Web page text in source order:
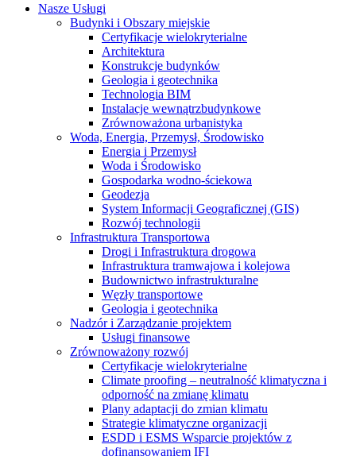
Nasze Usługi
Budynki i Obszary miejskie
Certyfikacje wielokryterialne
Architektura
Konstrukcje budynków
Geologia i geotechnika
Technologia BIM
Instalacje wewnątrzbudynkowe
Zrównoważona urbanistyka
Woda, Energia, Przemysł, Środowisko
Energia i Przemysł
Woda i Środowisko
Gospodarka wodno-ściekowa
Geodezja
System Informacji Geograficznej (GIS)
Rozwój technologii
Infrastruktura Transportowa
Drogi i Infrastruktura drogowa
Infrastruktura tramwajowa i kolejowa
Budownictwo infrastrukturalne
Węzły transportowe
Geologia i geotechnika
Nadzór i Zarządzanie projektem
Usługi finansowe
Zrównoważony rozwój
Certyfikacje wielokryterialne
Climate proofing – neutralność klimatyczna i
odporność na zmianę klimatu
Plany adaptacji do zmian klimatu
Strategie klimatyczne organizacji
ESDD i ESMS Wsparcie projektów z
dofinansowaniem IFI